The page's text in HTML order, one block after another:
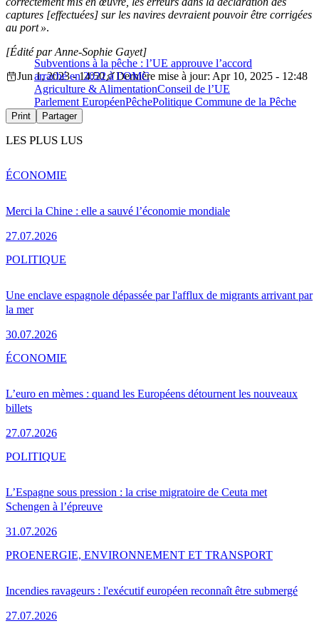
captures [effectuées] sur les navires devraient pouvoir être corrigées
au port ».
Subventions à la pêche : l’UE approuve l’accord
arraché en 2022 à l’OMC
[Édité par Anne-Sophie Gayet]
Jun 1, 2023 - 14:50
Dernière mise à jour: Apr 10, 2025 - 12:48
Agriculture & AlimentationConseil de l’UE
Parlement EuropéenPêchePolitique Commune de la Pêche
Print Partager
LES PLUS LUS
Merci la Chine : elle a sauvé l’économie mondiale
27.07.2026
ÉCONOMIE
Une enclave espagnole dépassée par l'afflux de migrants arrivant par
la mer
30.07.2026
POLITIQUE
L’euro en mèmes : quand les Européens détournent les nouveaux
billets
27.07.2026
ÉCONOMIE
L’Espagne sous pression : la crise migratoire de Ceuta met
Schengen à l’épreuve
31.07.2026
POLITIQUE
Incendies ravageurs : l'exécutif européen reconnaît être submergé
27.07.2026
PROENERGIE, ENVIRONNEMENT ET TRANSPORT